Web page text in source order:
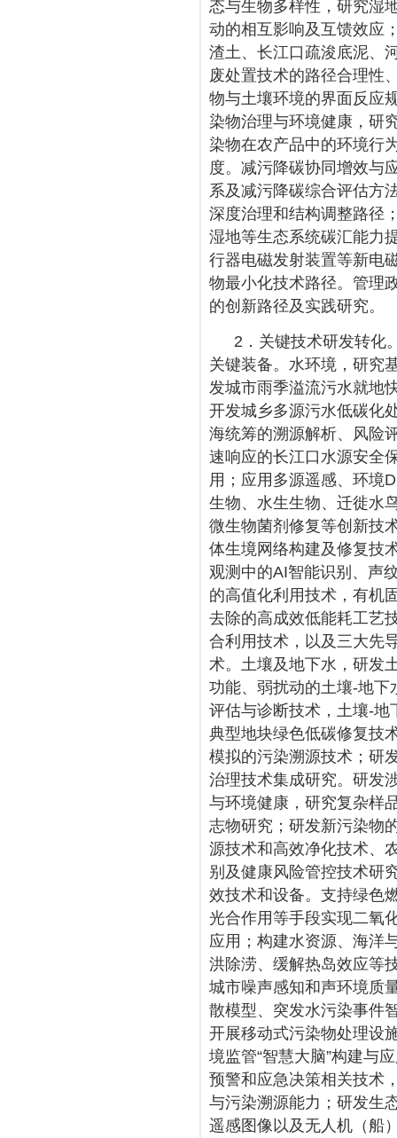
态与生物多样性，研究湿
动的相互影响及互馈效应
渣土、长江口疏浚底泥、
废处置技术的路径合理性
物与土壤环境的界面反应
染物治理与环境健康，研
染物在农产品中的环境行
度。减污降碳协同增效与
系及减污降碳综合评估方
深度治理和结构调整路径
湿地等生态系统碳汇能力
行器电磁发射装置等新电
物最小化技术路径。管理
的创新路径及实践研究。
2．关键技术研发转化
关键装备。水环境，研究
发城市雨季溢流污水就地
开发城乡多源污水低碳化
海统筹的溯源解析、风险
速响应的长江口水源安全
用；应用多源遥感、环境
生物、水生生物、迁徙水
微生物菌剂修复等创新技
体生境网络构建及修复技
观测中的AI智能识别、声
的高值化利用技术，有机
去除的高成效低能耗工艺
合利用技术，以及三大先
术。土壤及地下水，研发
功能、弱扰动的土壤-地
评估与诊断技术，土壤-
典型地块绿色低碳修复技
模拟的污染溯源技术；研
治理技术集成研究。研发
与环境健康，研究复杂样
志物研究；研发新污染物
源技术和高效净化技术、
别及健康风险管控技术研
效技术和设备。支持绿色
光合作用等手段实现二氧
应用；构建水资源、海洋
洪除涝、缓解热岛效应等
城市噪声感知和声环境质
散模型、突发水污染事件
开展移动式污染物处理设
境监管“智慧大脑”构建与
预警和应急决策相关技术
与污染溯源能力；研发生
遥感图像以及无人机（船